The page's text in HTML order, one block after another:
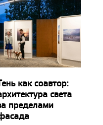
как соавтор:
света
пределами